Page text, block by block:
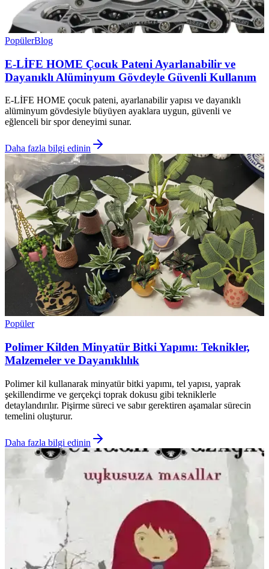
PopülerBlog
E-LİFE HOME Çocuk Pateni Ayarlanabilir ve
Dayanıklı Alüminyum Gövdeyle Güvenli Kullanım
E-LİFE HOME çocuk pateni, ayarlanabilir yapısı ve dayanıklı
alüminyum gövdesiyle büyüyen ayaklara uygun, güvenli ve
eğlenceli bir spor deneyimi sunar.
Daha fazla bilgi edinin
Popüler
Polimer Kilden Minyatür Bitki Yapımı: Teknikler,
Malzemeler ve Dayanıklılık
Polimer kil kullanarak minyatür bitki yapımı, tel yapısı, yaprak
şekillendirme ve gerçekçi toprak dokusu gibi tekniklerle
detaylandırılır. Pişirme süreci ve sabır gerektiren aşamalar sürecin
temelini oluşturur.
Daha fazla bilgi edinin